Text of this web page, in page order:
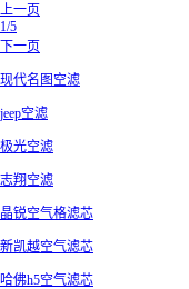
上一页
1/5
下一页
现代名图空滤
jeep空滤
极光空滤
志翔空滤
晶锐空气格滤芯
新凯越空气滤芯
哈佛h5空气滤芯